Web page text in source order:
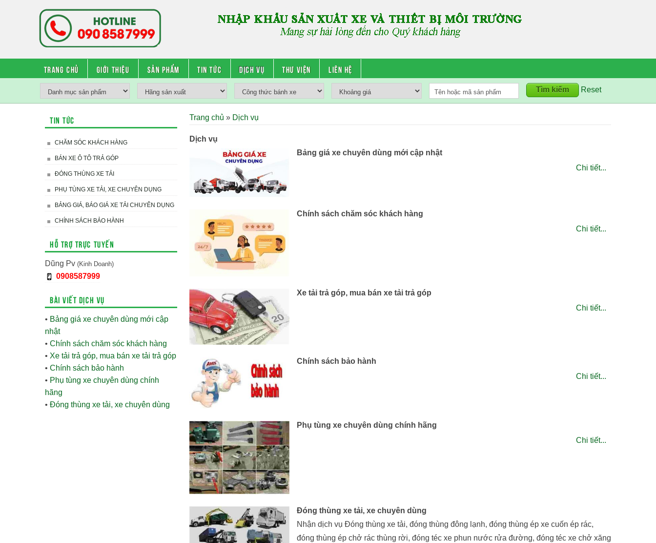
Trang chủ Giới thiệu Sản phẩm Tin tức Dịch vụ Thư viện Liên hệ
Reset
Tin tức
CHĂM SÓC KHÁCH HÀNG
BÁN XE Ô TÔ TRẢ GÓP
ĐÓNG THÙNG XE TẢI
PHỤ TÙNG XE TẢI, XE CHUYÊN DỤNG
BẢNG GIÁ, BÁO GIÁ XE TẢI CHUYÊN DỤNG
CHÍNH SÁCH BẢO HÀNH
Hỗ trợ trực tuyến
Dũng Pv (Kinh Doanh)
0908587999
Bài viết dịch vụ
• Bảng giá xe chuyên dùng mới cập
nhật
• Chính sách chăm sóc khách hàng
• Xe tải trả góp, mua bán xe tải trả góp
• Chính sách bảo hành
• Phụ tùng xe chuyên dùng chính
hãng
• Đóng thùng xe tải, xe chuyên dùng
Trang chủ » Dịch vụ
Dịch vụ
Bảng giá xe chuyên dùng mới cập nhật
Chi tiết...
Chính sách chăm sóc khách hàng
Chi tiết...
Xe tải trả góp, mua bán xe tải trả góp
Chi tiết...
Chính sách bảo hành
Chi tiết...
Phụ tùng xe chuyên dùng chính hãng
Chi tiết...
Đóng thùng xe tải, xe chuyên dùng
Nhận dịch vụ Đóng thùng xe tải, đóng thùng đông lạnh, đóng thùng ép xe cuốn ép rác,
đóng thùng ép chở rác thùng rời, đóng téc xe phun nước rửa đường, đóng téc xe chở xăng